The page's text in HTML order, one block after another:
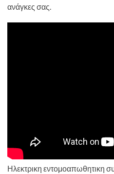
ανάγκες σας.
Ηλεκτρικη εντομοαπωθητικη